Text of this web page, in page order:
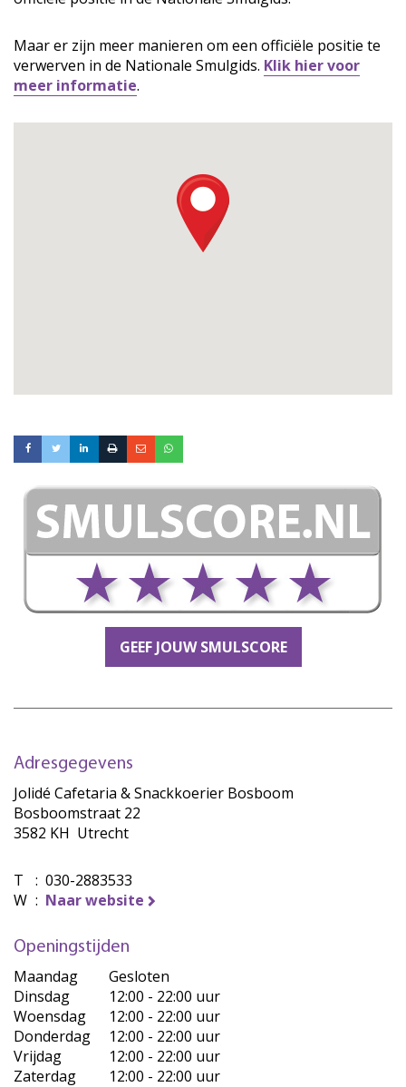
Maar er zijn meer manieren om een officiële positie te
verwerven in de Nationale Smulgids. Klik hier voor
meer informatie.
GEEF JOUW SMULSCORE
Adresgegevens
Jolidé Cafetaria & Snackkoerier Bosboom
Bosboomstraat 22
3582 KH Utrecht
T : 030-2883533
W : Naar website
Openingstijden
Maandag
Gesloten
Dinsdag
12:00 - 22:00 uur
Woensdag
12:00 - 22:00 uur
Donderdag
12:00 - 22:00 uur
Vrijdag
12:00 - 22:00 uur
Zaterdag
12:00 - 22:00 uur